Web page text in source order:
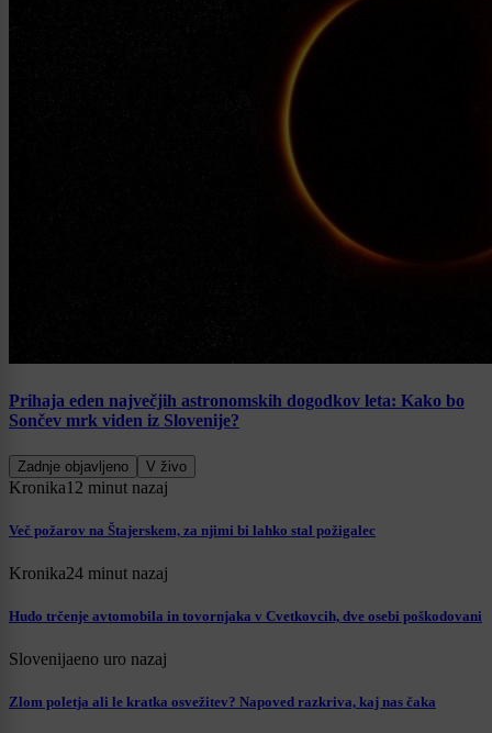
Prihaja eden največjih astronomskih dogodkov leta: Kako bo
Sončev mrk viden iz Slovenije?
Zadnje objavljeno V živo
Kronika12 minut nazaj
Več požarov na Štajerskem, za njimi bi lahko stal požigalec
Kronika24 minut nazaj
Hudo trčenje avtomobila in tovornjaka v Cvetkovcih, dve osebi poškodovani
Slovenijaeno uro nazaj
Zlom poletja ali le kratka osvežitev? Napoved razkriva, kaj nas čaka